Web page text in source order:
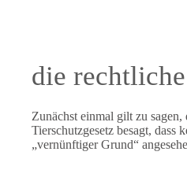
die
Zunächst einmal gilt zu
Tierschutzgesetz besagt,
„vernünftiger Grund“